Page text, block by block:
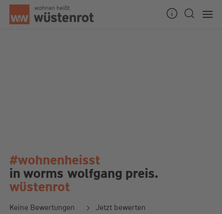
#wohnenheisst
in worms wolfgang preis.
wüstenrot
Keine Bewertungen Jetzt bewerten